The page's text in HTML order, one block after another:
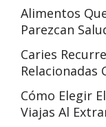
Alimentos
Parezcan
Caries
Relacionadas
Cómo Elegir
Viajas Al